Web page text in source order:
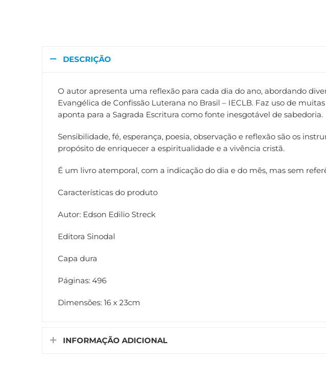
DESCRIÇÃO
O autor apresenta uma reflexão para cada dia do ano, abordando
Evangélica de Confissão Luterana no Brasil – IECLB. Faz uso de
aponta para a Sagrada Escritura como fonte inesgotável de sabedoria.
Sensibilidade, fé, esperança, poesia, observação e reflexão são os
propósito de enriquecer a espiritualidade e a vivência cristã.
É um livro atemporal, com a indicação do dia e do mês, mas sem
Características do produto
Autor: Edson Edilio Streck
Editora Sinodal
Capa dura
Páginas: 496
Dimensões: 16 x 23cm
INFORMAÇÃO ADICIONAL